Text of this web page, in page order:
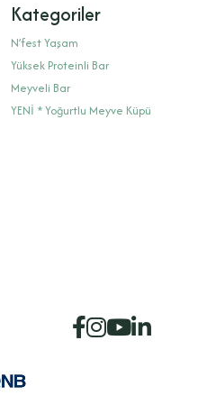
Kategoriler
N’fest Yaşam
Yüksek Proteinli Bar
Meyveli Bar
YENİ * Yoğurtlu Meyve Küpü